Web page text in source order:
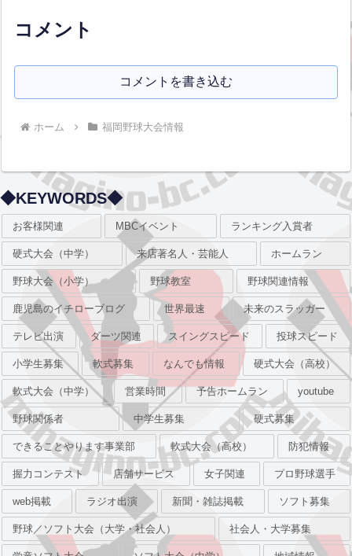
コメント
コメントを書き込む
ホーム 福岡野球大会情報
◆KEYWORDS◆
お客様関連 MBCイベント ランキング入賞者
硬式大会（中学） 来店著名人・芸能人 ホームラン
野球大会（小学） 野球教室 野球関連情報
鹿児島のイチローブログ 世界最速 未来のスラッガー
テレビ出演 ダーツ関連 スイングスピード 投球スピード
小学生募集 軟式募集 なんでも情報 硬式大会（高校）
軟式大会（中学） 営業時間 予告ホームラン youtube
野球関係者 中学生募集 硬式募集
できることやります事業部 軟式大会（高校） 防犯情報
握力コンテスト 店舗サービス 女子関連 プロ野球選手
web掲載 ラジオ出演 新聞・雑誌掲載 ソフト募集
野球／ソフト大会（大学・社会人） 社会人・大学募集